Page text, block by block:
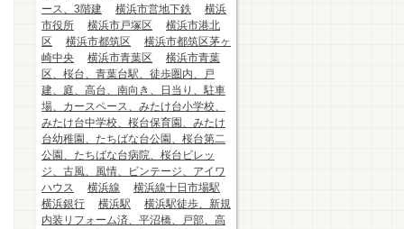
ース、3階建
横浜市営地下鉄
横浜
市役所
横浜市戸塚区
横浜市港北
区
横浜市都筑区
横浜市都筑区茅ヶ
崎中央
横浜市青葉区
横浜市青葉
区、桜台、青葉台駅、徒歩圏内、戸
建、庭、高台、南向き、日当り、駐車
場、カースペース、みたけ台小学校、
みたけ台中学校、桜台保育園、みたけ
台幼稚園、たちばな台公園、桜台第二
公園、たちばな台病院、桜台ビレッ
ジ、古風、風情、ビンテージ、アイワ
ハウス
横浜線
横浜線十日市場駅
横浜銀行
横浜駅
横浜駅徒歩、新規
内装リフォーム済、平沼橋、戸部、高